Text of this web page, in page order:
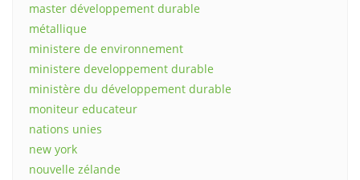
master développement durable
métallique
ministere de environnement
ministere developpement durable
ministère du développement durable
moniteur educateur
nations unies
new york
nouvelle zélande